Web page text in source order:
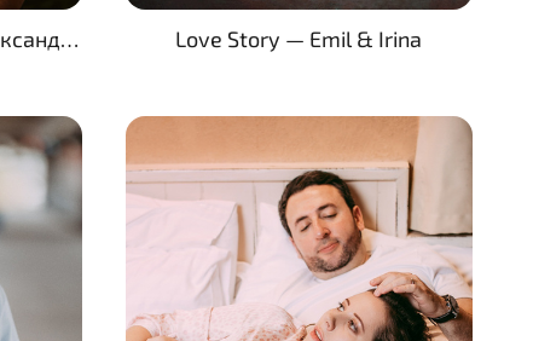
Фотосессия прогулки Александра и Марии в ожидании чуда Love Story — Emil & Irina